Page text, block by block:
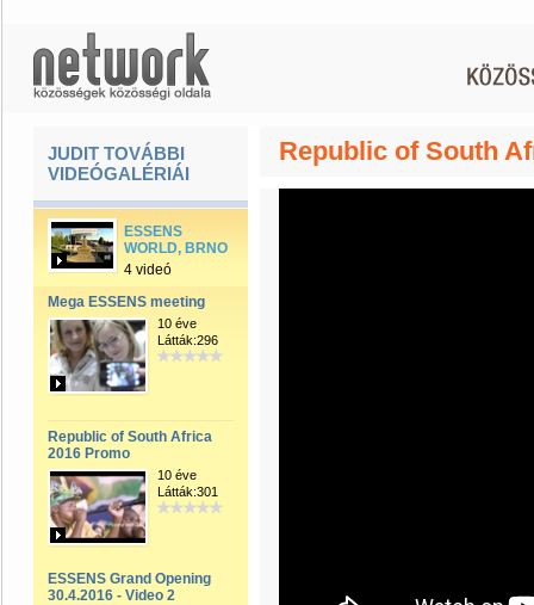
JUDIT TOVÁBBI
VIDEÓGALÉRIÁI
ESSENS
WORLD, BRNO
4 videó
Mega ESSENS meeting
10 éve
Látták:296
Republic of South Africa
2016 Promo
10 éve
Látták:301
ESSENS Grand Opening
30.4.2016 - Video 2
Republic of South